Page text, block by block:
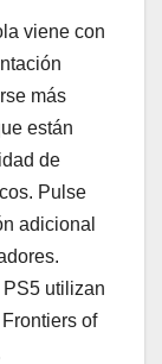
viene con
más
están
de
Pulse
adicional
utilizan
of